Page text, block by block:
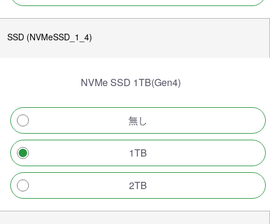
SSD (NVMeSSD_1_4)
NVMe SSD 1TB(Gen4)
無し
1TB
2TB